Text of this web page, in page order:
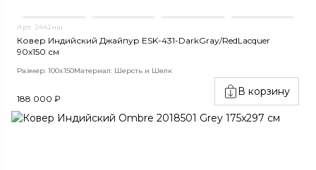
Арт. 2442нш
Ковер Индийский Джайпур ESK-431-DarkGray/RedLacquer
90x150 см
Размер: 100x150Материал: Шерсть и Шелк
188 000 ₽
В корзину